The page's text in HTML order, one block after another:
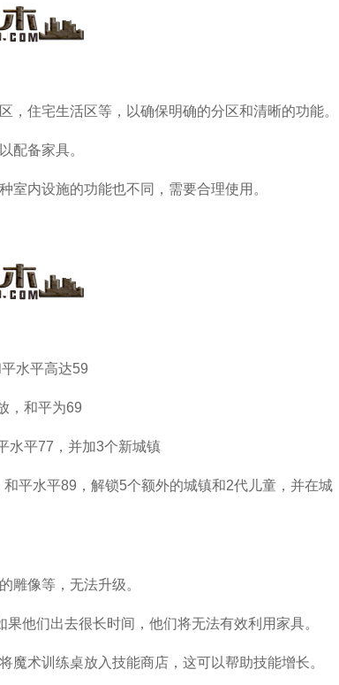
住宅生活区等，以确保明确的分区和清晰的功能。
配备家具。
室内设施的功能也不同，需要合理使用。
水平高达59
，和平为69
水平77，并加3个新城镇
平水平89，解锁5个额外的城镇和2代儿童，并在城
雕像等，无法升级。
他们出去很长时间，他们将无法有效利用家具。
术训练桌放入技能商店，这可以帮助技能增长。